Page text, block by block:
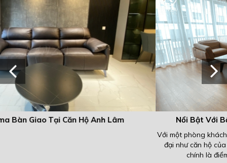
Nổi Bật Với Bộ Sofa Athena Tại Căn Hộ Chị Hương
Với một phòng khách được thiết kế theo phong cách tối giản và
đại như căn hộ của chị Hương tại tòa Iris Garden thì một bộ sofa
chính là điểm nhấn đặc biệt giúp gia chủ khoe lên...